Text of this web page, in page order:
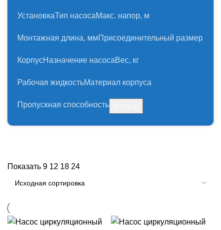
УстановкаТип насосаМакс. напор, м
Монтажная длина, ммПрисоединительный размер
КорпусНазначение насосаВес, кг
Рабочая жидкостьМатериал корпуса
Пропускная способность
Показать 9 12 18 24